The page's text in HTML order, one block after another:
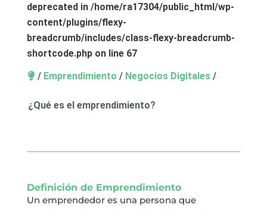
deprecated in /home/ra17304/public_html/wp-
content/plugins/flexy-
breadcrumb/includes/class-flexy-breadcrumb-
shortcode.phpon line 67
/ Emprendimiento / Negocios Digitales /
¿Qué es el emprendimiento?
Definición de Emprendimiento
Un emprendedor es una persona que